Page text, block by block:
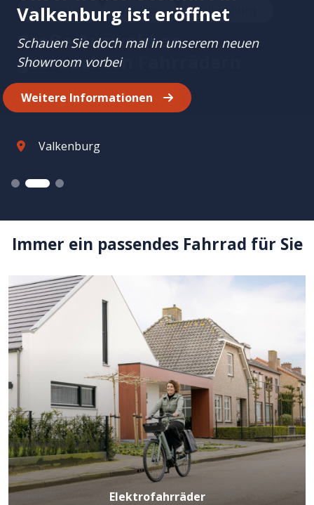
Valkenburg ist eröffnet
Schauen Sie doch mal in unserem neuen
Showroom vorbei
Weitere Informationen
Valkenburg
Wanssum Vlodrop Valkenburg
Große Auswahl an
gebrauchten Fahrrädern
Das Angebot ansehen
Bring Schwung in deine
Karriere
Wirst du unser neuer Kollege?
Sehen Sie sich unsere Stellenangebote
Immer ein passendes Fahrrad für Sie
Elektrofahrräder